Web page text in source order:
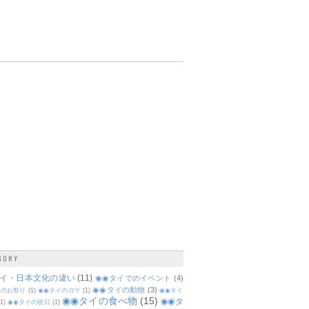
・日本文化の違い (11) ◉◉タイでのイベント (4)
お祭り (1) ◉◉タイのロケ (1) ◉◉タイの動物 (3) ◉◉タイ
◉◉タイの祝日 (1) ◉◉タイの食べ物 (15) ◉◉タ